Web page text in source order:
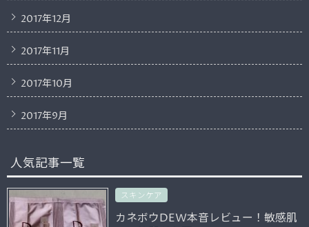
2017年12月
2017年11月
2017年10月
2017年9月
人気記事一覧
スキンケア
カネボウDEW本音レビュー！敏感肌